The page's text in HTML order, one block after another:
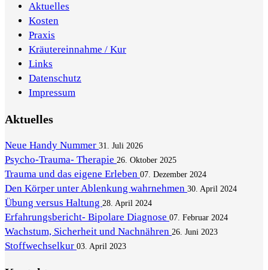
Aktuelles
Kosten
Praxis
Kräutereinnahme / Kur
Links
Datenschutz
Impressum
Aktuelles
Neue Handy Nummer 31. Juli 2026
Psycho-Trauma- Therapie 26. Oktober 2025
Trauma und das eigene Erleben 07. Dezember 2024
Den Körper unter Ablenkung wahrnehmen 30. April 2024
Übung versus Haltung 28. April 2024
Erfahrungsbericht- Bipolare Diagnose 07. Februar 2024
Wachstum, Sicherheit und Nachnähren 26. Juni 2023
Stoffwechselkur 03. April 2023